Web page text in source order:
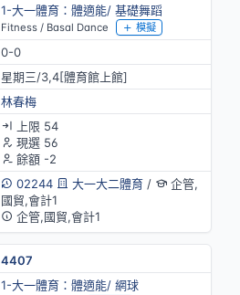
1-大一體育：體適能/ 基礎舞蹈
Fitness / Basal Dance 模擬
0-0
星期三/3,4[體育館上館]
林春梅
上限 54
現選 56
餘額 -2
02244
大一大二體育/
企管,
國貿,會計1
企管,國貿,會計1
4407
1-大一體育：體適能/ 網球